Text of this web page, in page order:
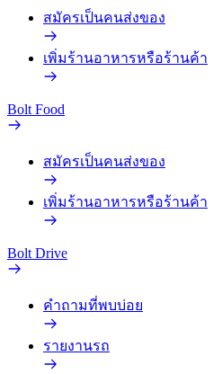
สมัครเป็นคนส่งของ
เพิ่มร้านอาหารหรือร้านค้า
Bolt Food
สมัครเป็นคนส่งของ
เพิ่มร้านอาหารหรือร้านค้า
Bolt Drive
คำถามที่พบบ่อย
รายงานรถ